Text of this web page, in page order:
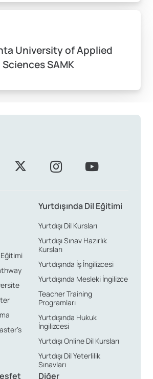
University of Applied
Sciences SAMK
Eğitimi
Yurtdışında Dil Eğitimi
Yurtdışı Dil Kursları
Yurtdışı Sınav Hazırlık
Kursları
Yurtdışında İş İngilizcesi
Yurtdışında Mesleki İngilizce
Teacher Training
Programları
Yurtdışında Hukuk
İngilizcesi
Yurtdışı Online Dil Kursları
Yurtdışı Dil Yeterlilik
Sınavları
Diğer